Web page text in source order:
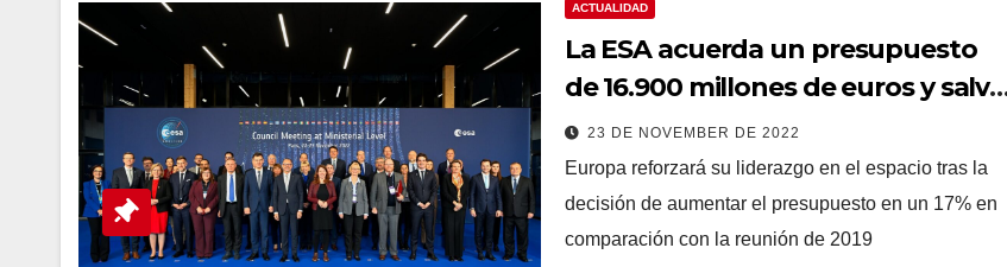
ACTUALIDAD
La ESA acuerda un presupuesto
de 16.900 millones de euros y salva
a Rosalind Franklin
23 DE NOVEMBER DE 2022
Europa reforzará su liderazgo en el espacio tras la
decisión de aumentar el presupuesto en un 17% en
comparación con la reunión de 2019